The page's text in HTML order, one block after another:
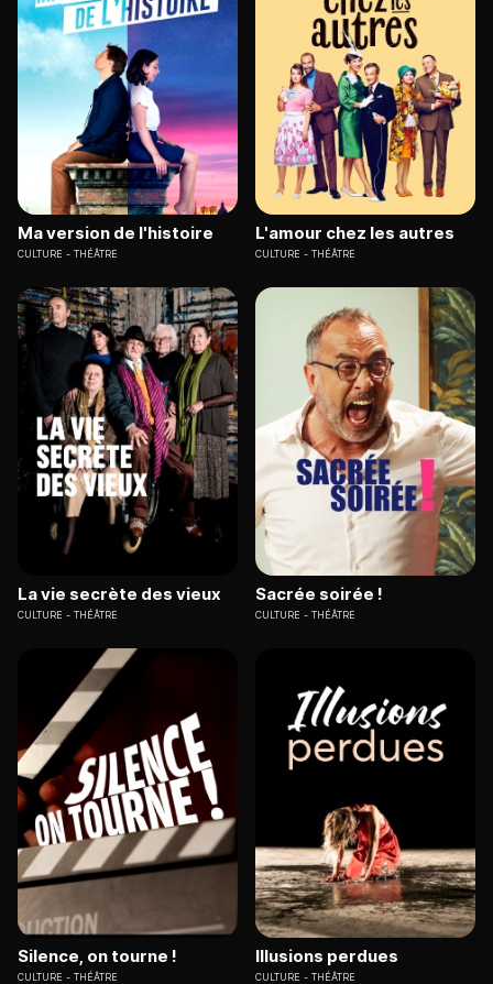
Ma version de l'histoire
CULTURE THÉÂTRE
L'amour chez les autres
CULTURE THÉÂTRE
La vie secrète des vieux
CULTURE THÉÂTRE
Sacrée soirée !
CULTURE THÉÂTRE
Silence, on tourne !
CULTURE THÉÂTRE
Illusions perdues
CULTURE THÉÂTRE